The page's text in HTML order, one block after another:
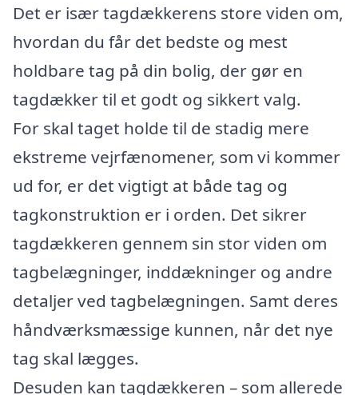
Det er især tagdækkerens store viden om,
hvordan du får det bedste og mest
holdbare tag på din bolig, der gør en
tagdækker til et godt og sikkert valg.
For skal taget holde til de stadig mere
ekstreme vejrfænomener, som vi kommer
ud for, er det vigtigt at både tag og
tagkonstruktion er i orden. Det sikrer
tagdækkeren gennem sin stor viden om
tagbelægninger, inddækninger og andre
detaljer ved tagbelægningen. Samt deres
håndværksmæssige kunnen, når det nye
tag skal lægges.
Desuden kan tagdækkeren – som allerede